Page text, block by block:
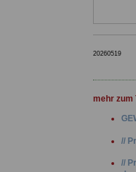
20260519
mehr zum
//
//